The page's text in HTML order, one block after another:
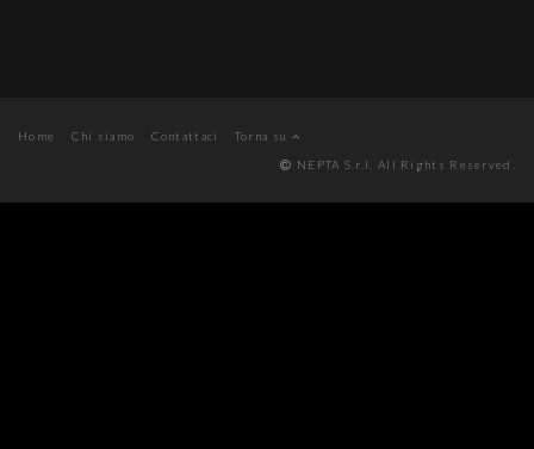
Home Chi siamo Contattaci
Torna su
NEPTA S.r.l. All Rights Reserved.